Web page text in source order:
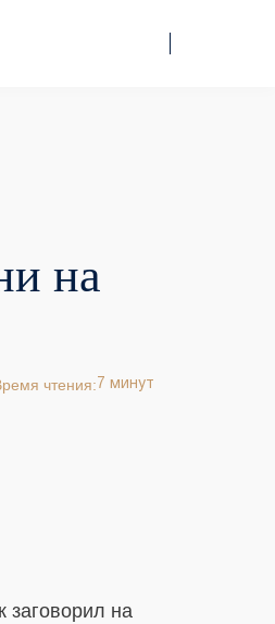
на
чтения: 7 минут
на